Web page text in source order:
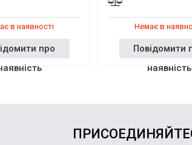
в наявності
про
Немає в
Повідомити
наявність